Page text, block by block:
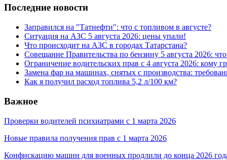
Последние новости
Заправился на "Татнефти": что с топливом в августе?
Ситуация на АЗС 5 августа 2026: цены упали!
Что происходит на АЗС в городах Татарстана?
Совещание Правительства по бензину 5 августа 2026:
Ограничение водительских прав с 4 августа 2026: кому
Замена фар на машинах, снятых с производства:
Как я получил расход топлива 5,2 л/100 км?
Важное
Проверки водителей психиатрами с 1 марта 2026
Новые правила получения прав с 1 марта 2026
Конфискацию машин для военных продлили до конца 2026